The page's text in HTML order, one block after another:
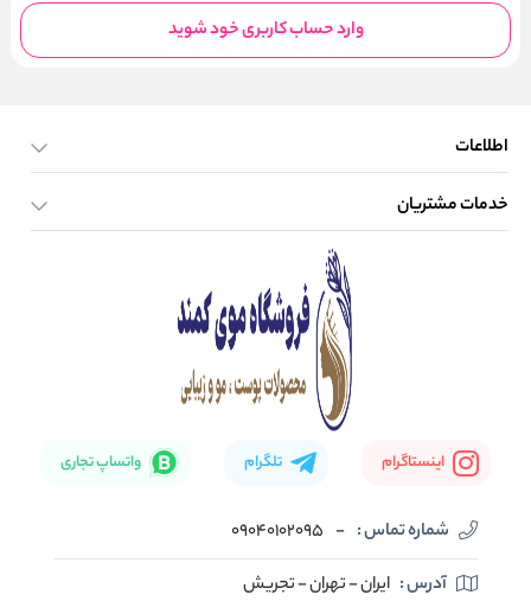
وارد حساب کاربری خود شوید
اطلاعات
صفحه اصلی
خدمات مشتریان
اینستاگرام تلگرام واتساپ تجاری
شماره تماس : -
09040102095
آدرس : ایران - تهران - تجریش